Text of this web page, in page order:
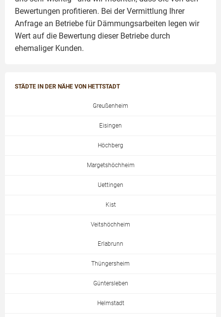
Bewertungen profitieren. Bei der Vermittlung Ihrer
Anfrage an Betriebe für Dämmungsarbeiten legen wir
Wert auf die Bewertung dieser Betriebe durch
ehemaliger Kunden.
STÄDTE IN DER NÄHE VON HETTSTADT
Greußenheim
Eisingen
Höchberg
Margetshöchheim
Uettingen
Kist
Veitshöchheim
Erlabrunn
Thüngersheim
Güntersleben
Helmstadt